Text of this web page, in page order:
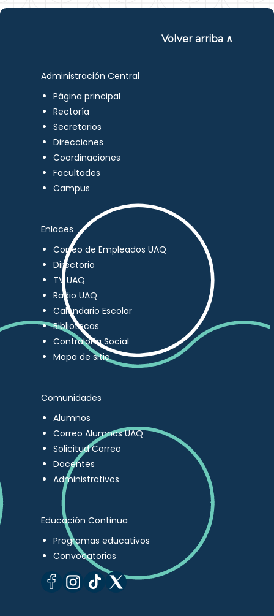
Volver arriba ∧
Administración Central
Página principal
Rectoría
Secretarios
Direcciones
Coordinaciones
Facultades
Campus
Enlaces
Correo de Empleados UAQ
Directorio
TV UAQ
Radio UAQ
Calendario Escolar
Bibliotecas
Contraloría Social
Mapa de sitio
Comunidades
Alumnos
Correo Alumnos UAQ
Solicitud Correo
Docentes
Administrativos
Educación Continua
Programas educativos
Convocatorias